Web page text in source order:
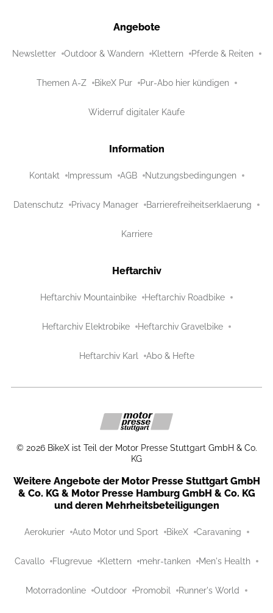
Angebote
Newsletter Outdoor & Wandern Klettern Pferde & Reiten
Themen A-Z BikeX Pur Pur-Abo hier kündigen
Widerruf digitaler Käufe
Information
Kontakt Impressum AGB Nutzungsbedingungen
Datenschutz Privacy Manager Barrierefreiheitserklaerung
Karriere
Heftarchiv
Heftarchiv Mountainbike Heftarchiv Roadbike
Heftarchiv Elektrobike Heftarchiv Gravelbike
Heftarchiv Karl Abo & Hefte
© 2026 BikeX ist Teil der Motor Presse Stuttgart GmbH & Co.
KG
Weitere Angebote der Motor Presse Stuttgart GmbH
& Co. KG & Motor Presse Hamburg GmbH & Co. KG
und deren Mehrheitsbeteiligungen
Aerokurier Auto Motor und Sport BikeX Caravaning
Cavallo Flugrevue Klettern mehr-tanken Men's Health
Motorradonline Outdoor Promobil Runner's World